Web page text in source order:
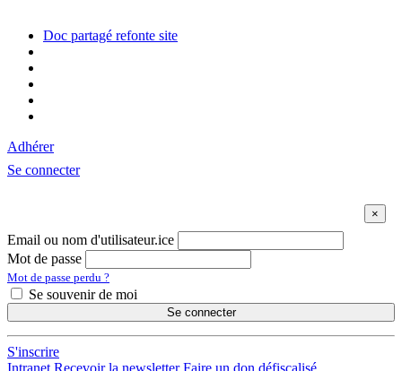
Doc partagé refonte site
Adhérer
Se connecter
Email ou nom d'utilisateur.ice
Mot de passe
Mot de passe perdu ?
Se souvenir de moi
Se connecter
S'inscrire